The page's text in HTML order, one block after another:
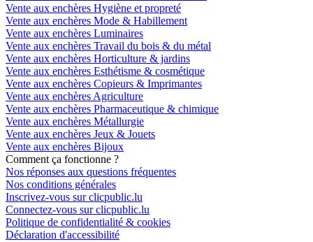
Vente aux enchères Hygiène et propreté
Vente aux enchères Mode & Habillement
Vente aux enchères Luminaires
Vente aux enchères Travail du bois & du métal
Vente aux enchères Horticulture & jardins
Vente aux enchères Esthétisme & cosmétique
Vente aux enchères Copieurs & Imprimantes
Vente aux enchères Agriculture
Vente aux enchères Pharmaceutique & chimique
Vente aux enchères Métallurgie
Vente aux enchères Jeux & Jouets
Vente aux enchères Bijoux
Comment ça fonctionne ?
Nos réponses aux questions fréquentes
Nos conditions générales
Inscrivez-vous sur clicpublic.lu
Connectez-vous sur clicpublic.lu
Politique de confidentialité & cookies
Déclaration d'accessibilité